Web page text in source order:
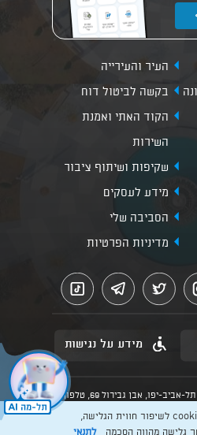
העיר והעירייה
בקשה לביטול דוח
הקוד האתי ואמנת
השירות
שקיפות ושיתוף ציבור
מידע לעסקים
הסביבה שלי
מדיניות הפרטיות
מידע על נגישות
כל הזכויות שמורות לעיריית תל-אביב-יפו, אבן גבירול 69, טלפון:
הדין הרלוונטיות כפי שתהיינה
מעת לעת
אנו משתמשים בקבצי cookies לשיפור חווית הגלישה,
גלישה מהווה הסכמהלתנאי